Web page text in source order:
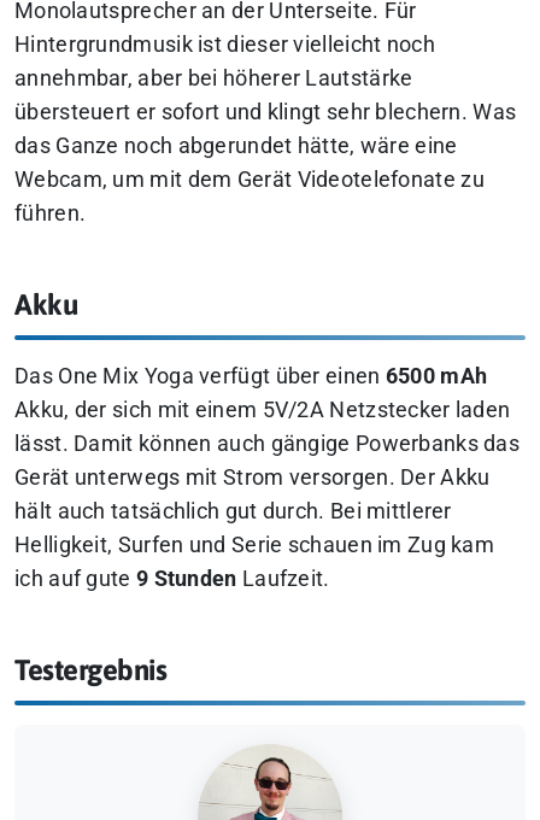
Monolautsprecher an der Unterseite. Für
Hintergrundmusik ist dieser vielleicht noch
annehmbar, aber bei höherer Lautstärke
übersteuert er sofort und klingt sehr blechern. Was
das Ganze noch abgerundet hätte, wäre eine
Webcam, um mit dem Gerät Videotelefonate zu
führen.
Akku
Das One Mix Yoga verfügt über einen 6500 mAh
Akku, der sich mit einem 5V/2A Netzstecker laden
lässt. Damit können auch gängige Powerbanks das
Gerät unterwegs mit Strom versorgen. Der Akku
hält auch tatsächlich gut durch. Bei mittlerer
Helligkeit, Surfen und Serie schauen im Zug kam
ich auf gute 9 Stunden Laufzeit.
Testergebnis